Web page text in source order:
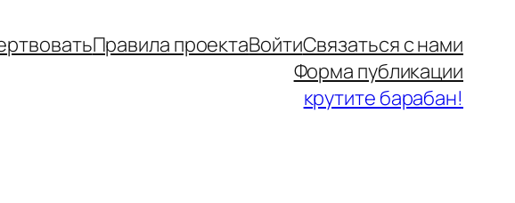
Правила проектаВойтиСвязаться с нами
Форма публикации
крутите барабан!